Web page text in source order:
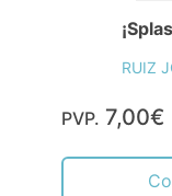
RUIZ
PVP. 7,00€